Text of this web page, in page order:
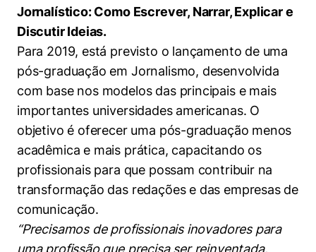
Jornalístico: Como Escrever, Narrar, Explicar e
Discutir Ideias.
Para 2019, está previsto o lançamento de uma
pós-graduação em Jornalismo, desenvolvida
com base nos modelos das principais e mais
importantes universidades americanas. O
objetivo é oferecer uma pós-graduação menos
acadêmica e mais prática, capacitando os
profissionais para que possam contribuir na
transformação das redações e das empresas de
comunicação.
“Precisamos de profissionais inovadores para
uma profissão que precisa ser reinventada.
Cookies estritamente necessários
Cookies de preferências de usuário